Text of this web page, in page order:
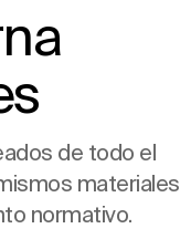
de todo el
materiales
normativo.